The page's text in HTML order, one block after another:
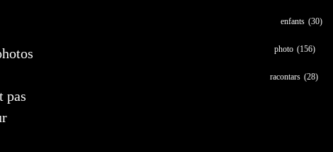
pas
enfants (30)
photo (156)
racontars (28)